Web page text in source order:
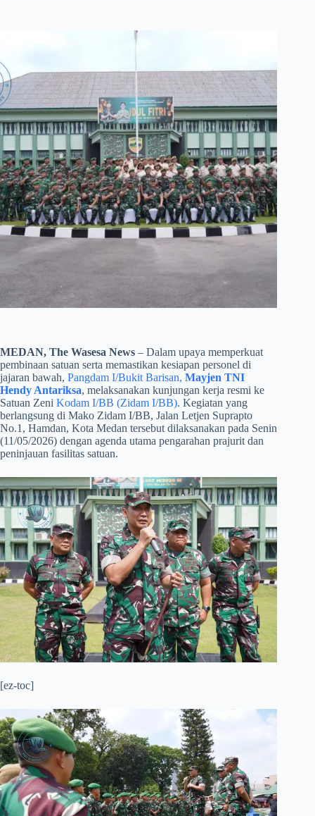
MEDAN, The Wasesa News – Dalam upaya memperkuat
pembinaan satuan serta memastikan kesiapan personel di
jajaran bawah, Pangdam I/Bukit Barisan, Mayjen TNI
Hendy Antariksa, melaksanakan kunjungan kerja resmi ke
Satuan Zeni Kodam I/BB (Zidam I/BB). Kegiatan yang
berlangsung di Mako Zidam I/BB, Jalan Letjen Suprapto
No.1, Hamdan, Kota Medan tersebut dilaksanakan pada Senin
(11/05/2026) dengan agenda utama pengarahan prajurit dan
peninjauan fasilitas satuan.
[ez-toc]